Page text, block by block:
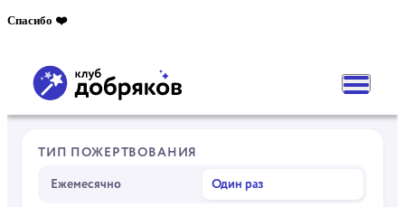
Спасибо ❤️